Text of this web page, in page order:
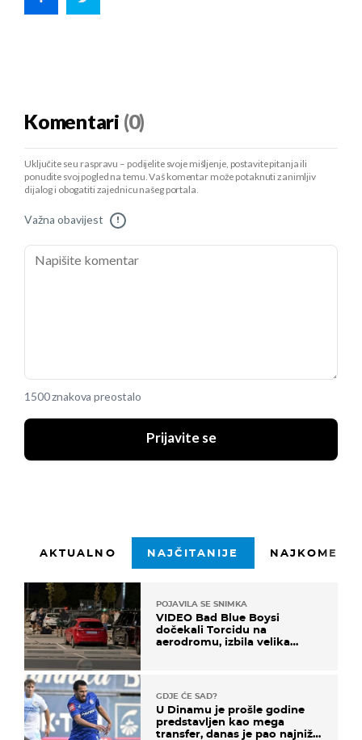
Komentari (0)
Uključite se u raspravu – podijelite svoje mišljenje, postavite pitanja ili
ponudite svoj pogled na temu. Vaš komentar može potaknuti zanimljiv
dijalog i obogatiti zajednicu našeg portala.
Važna obavijest !
1500 znakova preostalo
Prijavite se
AKTUALNO NAJČITANIJE
POJAVILA SE SNIMKA
VIDEO Bad Blue Boysi
dočekali Torcidu na
aerodromu, izbila velika
GDJE ĆE SAD?
U Dinamu je prošle godine
predstavljen kao mega
transfer, danas je pao najniže